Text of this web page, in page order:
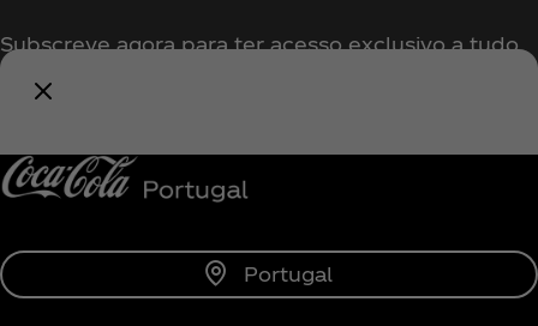
Subscreve agora para ter acesso exclusivo a tudo
sobre a Coca‑Cola!
Portugal